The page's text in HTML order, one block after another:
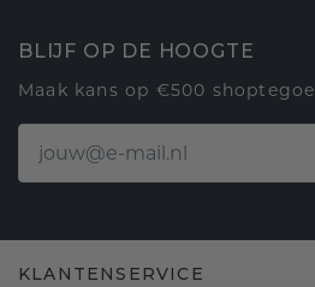
BLIJF OP DE HOOGTE
Maak kans op €500
KLANTENSERVICE